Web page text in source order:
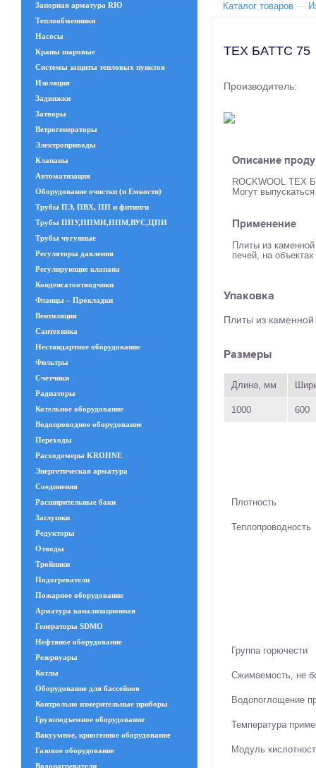
Запорная арматура RIO
Теплообменники
Насосы
Краны шаровые
Системы защиты тепловых пунктов
Изоляция
Задвижки
Затворы
Ветрогенераторы
Электроприводы
Клапаны
Автоматизация
Оборудование очистки (и Емкости)
Трубы ПЭ, ПВХ, ПП и фитинги
Трубы ППУ,ППМИ,ППМ,ВУС,ЦПИ
Трубы чугунные
Регуляторы давления
Регулирующие клапана
Конденсатоотводчики
Фланцы – Прокладки
Вентиляция
Сантехника
Нестандартное оборудование
Фильтры
Счетчики
Радиаторы
Котельное оборудование
Водопроводное оборудование
Переходы
Расходомеры KROHNE
Энергетическая арматура
Соединения
Расширительные баки
Заглушки
Редукторы
Отводы
Тройники
Подогреватели
Пожарное оборудование
Арматура канализационная
Генераторы SDMO
Нефтяное оборудование
Резервуары
Котлы
Оборудование для бассейнов
Контрольно измерительные приборы
Грузоподъемное оборудование
Вакуумное, криогенное оборудование
Газовое оборудование
Водонагреватели
Каталог товаров —
ТЕХ БАТТС 75
Производитель:
Описание
ROCKWOOL ТЕХ
Могут
Применение
Плиты из
печей, на
Упаковка
Плиты из
Размеры
Длина, мм
1000 600
Плотность
Теплопроводность
Группа горючести
Сжимаемость, не
Водопоглощение
Температура
Модуль